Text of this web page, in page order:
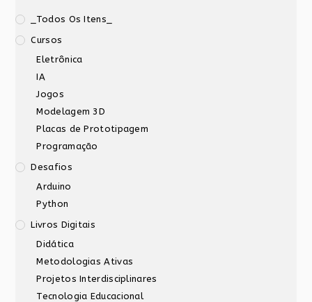
_Todos Os Itens_
Cursos
Eletrônica
IA
Jogos
Modelagem 3D
Placas de Prototipagem
Programação
Desafios
Arduino
Python
Livros Digitais
Didática
Metodologias Ativas
Projetos Interdisciplinares
Tecnologia Educacional